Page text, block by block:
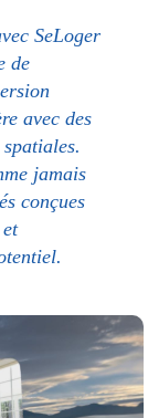
SeLoger
de
avec des
jamais
conçues